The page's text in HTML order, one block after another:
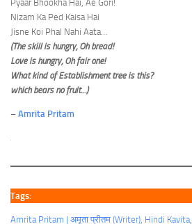
Pyaar Bhookha Hai, Ae Gori!
Nizam Ka Ped Kaisa Hai
Jisne Koi Phal Nahi Aata…
(The skill is hungry, Oh bread!
Love is hungry, Oh fair one!
What kind of Establishment tree is this?
which bears no fruit…)
– Amrita Pritam
Tags:
Amrita Pritam | अमृता प्रीतम (Writer), Hindi Kavita,